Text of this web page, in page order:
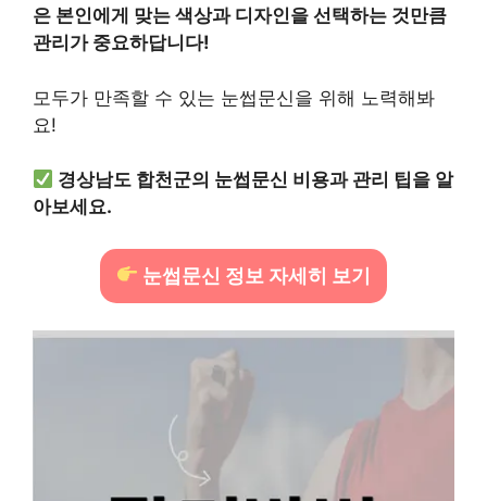
은 본인에게 맞는 색상과 디자인을 선택하는 것만큼
관리가 중요하답니다!
모두가 만족할 수 있는 눈썹문신을 위해 노력해봐
요!
경상남도 합천군의 눈썹문신 비용과 관리 팁을 알
아보세요.
눈썹문신 정보 자세히 보기